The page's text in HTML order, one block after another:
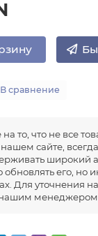
В сравнение
то, что не все
сайте, всегда
широкий
обновлять его, но
Для уточнения
нашим менеджером.